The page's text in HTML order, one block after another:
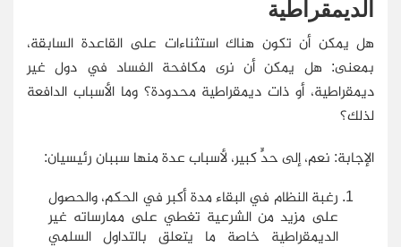
الديمقراطية
هل يمكن أن تكون هناك استثناءات على القاعدة السابقة،
بمعنى: هل يمكن أن نرى مكافحة الفساد في دول غير
ديمقراطية، أو ذات ديمقراطية محدودة؟ وما الأسباب الدافعة
لذلك؟
الإجابة: نعم، إلى حدٍّ كبير، لأسباب عدة منها سببان رئيسيان:
رغبة النظام في البقاء مدة أكبر في الحكم، والحصول
على مزيد من الشرعية تغطي على ممارساته غير
الديمقراطية خاصة ما يتعلق بالتداول السلمي